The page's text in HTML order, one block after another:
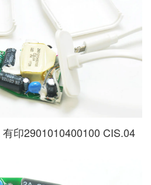
印2901010400100 CIS.04